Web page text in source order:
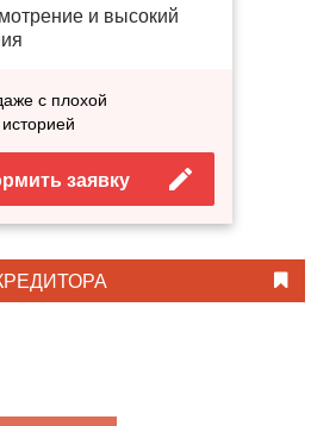
и высокий
с плохой
заявку